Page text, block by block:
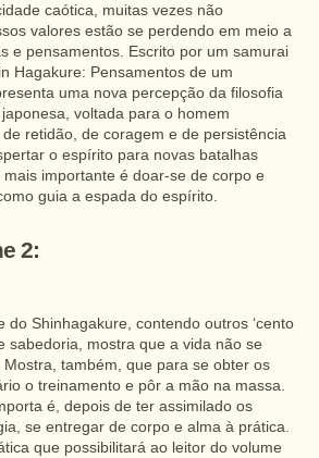
caótica, muitas vezes não
valores estão se perdendo em meio a
e pensamentos. Escrito por um samurai
Hagakure: Pensamentos de um
uma nova percepção da filosofia
voltada para o homem
retidão, de coragem e de persistência
o espírito para novas batalhas
importante é doar-se de corpo e
guia a espada do espírito.
2:
do Shinhagakure, contendo outros ‘cento
sabedoria, mostra que a vida não se
também, que para se obter os
o treinamento e pôr a mão na massa.
é, depois de ter assimilado os
se entregar de corpo e alma à prática.
que possibilitará ao leitor do volume